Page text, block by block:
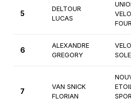
5
DELTOUR
LUCAS
6
ALEXANDRE
GREGORY
7
VAN SNICK
FLORIAN